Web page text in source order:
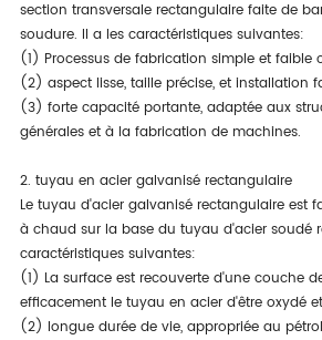
section transversale rectangulaire faite de
soudure. Il a les caractéristiques suivantes:
(1) Processus de fabrication simple et faible
(2) aspect lisse, taille précise, et installation
(3) forte capacité portante, adaptée aux
générales et à la fabrication de machines.
2. tuyau en acier galvanisé rectangulaire
Le tuyau d'acier galvanisé rectangulaire est
à chaud sur la base du tuyau d'acier soudé
caractéristiques suivantes:
(1) La surface est recouverte d'une couche
efficacement le tuyau en acier d'être oxydé
(2) longue durée de vie, appropriée au